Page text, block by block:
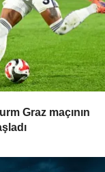
Graz maçının